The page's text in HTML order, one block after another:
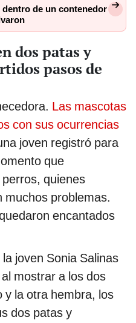
de un contenedor
dos patas y
pasos de
Las mascotas
con sus ocurrencias
joven registró para
que
quienes
muchos problemas.
encantados
joven Sonia Salinas
mostrar a los dos
y la otra hembra, los
dos patas y